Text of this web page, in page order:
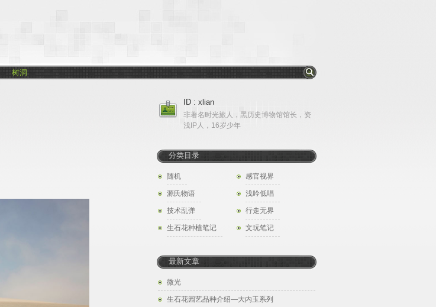
树洞
ID : xlian
非著名时光旅人，黑历史博物馆馆长，资
浅IP人，16岁少年
分类目录
随机 感官视界
源氏物语 浅吟低唱
技术乱弹 行走无界
生石花种植笔记 文玩笔记
最新文章
微光
生石花园艺品种介绍—大内玉系列